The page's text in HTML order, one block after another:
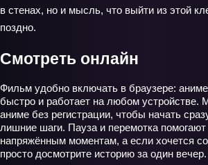
в стенах, но и мысль, что выйти из этой
поздно.
Смотреть онлайн
Фильм удобно включать в браузере:
быстро и работает на любом устройстве.
аниме без регистрации, чтобы начать
лишние шаги. Пауза и перемотка помогают
напряжённым моментам, а если хочется
просто досмотрите историю за один вечер.